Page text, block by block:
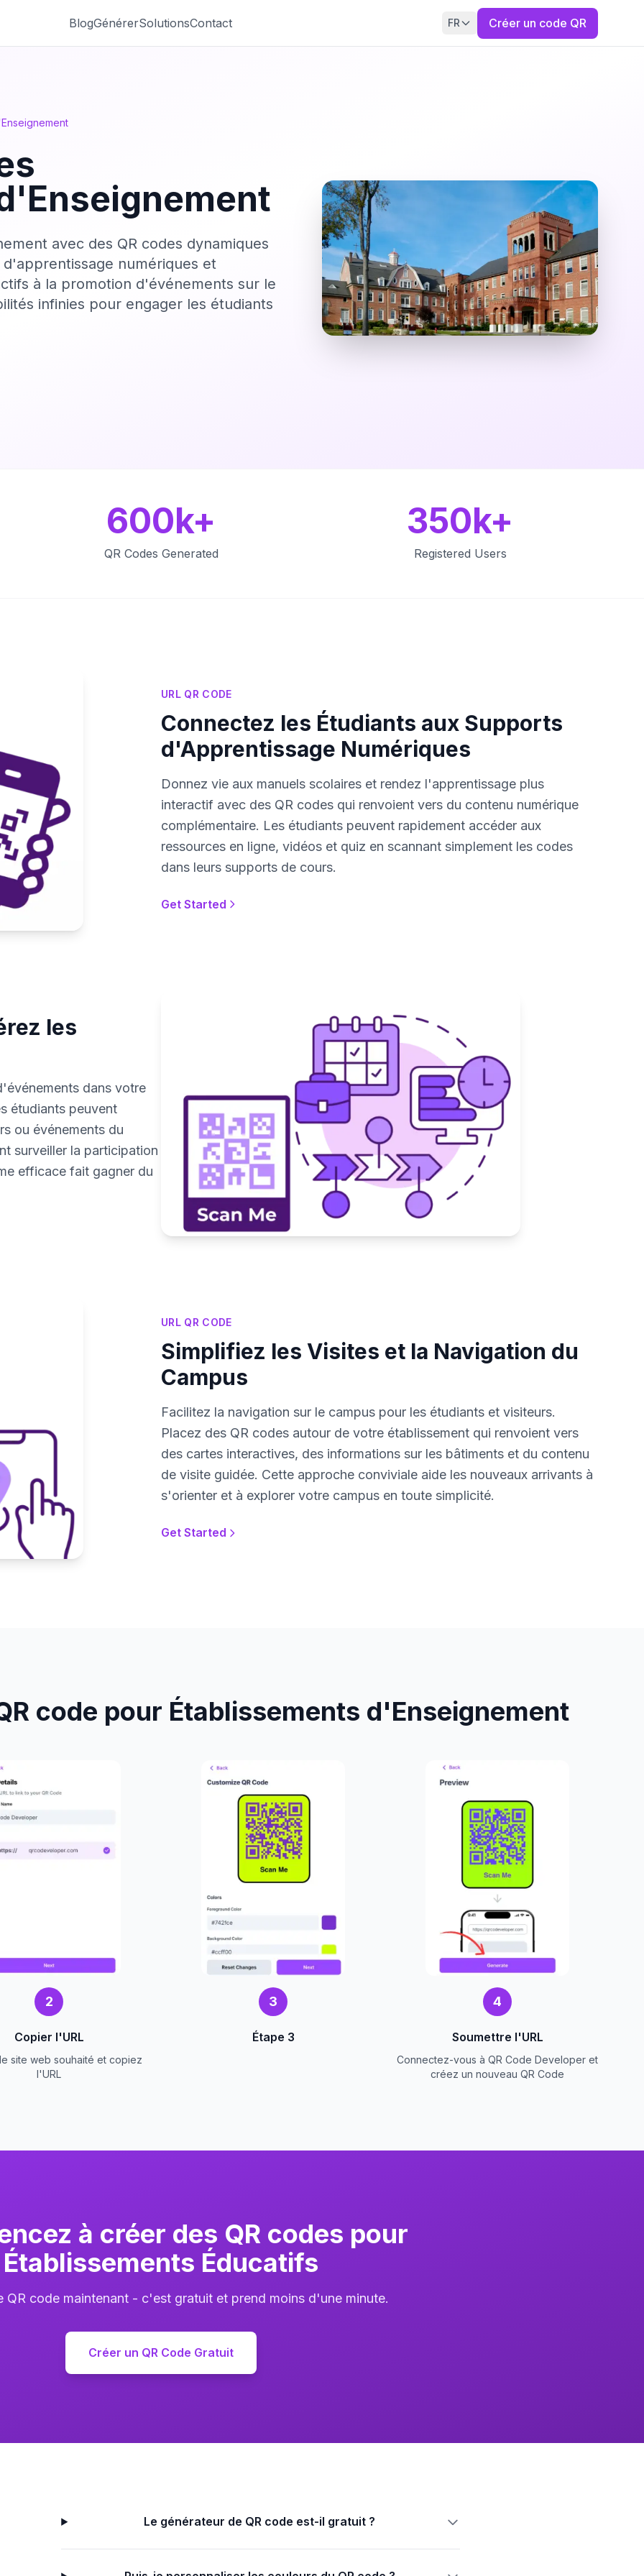
BlogGénérerSolutionsContact FR Créer un code QR
avec des QR codes dynamiques
numériques et
à la promotion d'événements sur le
infinies pour engager les étudiants
600k+
QR Codes Generated
350k+
Registered Users
URL QR CODE
Connectez les Étudiants aux Supports
d'Apprentissage Numériques
Donnez vie aux manuels scolaires et rendez l'apprentissage plus
interactif avec des QR codes qui renvoient vers du contenu numérique
complémentaire. Les étudiants peuvent rapidement accéder aux
ressources en ligne, vidéos et quiz en scannant simplement les codes
dans leurs supports de cours.
Get Started
les
dans votre
étudiants peuvent
ou événements du
surveiller la participation
efficace fait gagner du
URL QR CODE
Simplifiez les Visites et la Navigation du
Campus
Facilitez la navigation sur le campus pour les étudiants et visiteurs.
Placez des QR codes autour de votre établissement qui renvoient vers
des cartes interactives, des informations sur les bâtiments et du contenu
de visite guidée. Cette approche conviviale aide les nouveaux arrivants à
s'orienter et à explorer votre campus en toute simplicité.
Get Started
code pour Établissements d'Enseignement
2
Copier l'URL
site web souhaité et copiez
l'URL
3
Étape 3
4
Soumettre l'URL
Connectez-vous à QR Code Developer et
créez un nouveau QR Code
à créer des QR codes pour
Établissements Éducatifs
QR code maintenant - c'est gratuit et prend moins d'une minute.
Créer un QR Code Gratuit
Le générateur de QR code est-il gratuit ?